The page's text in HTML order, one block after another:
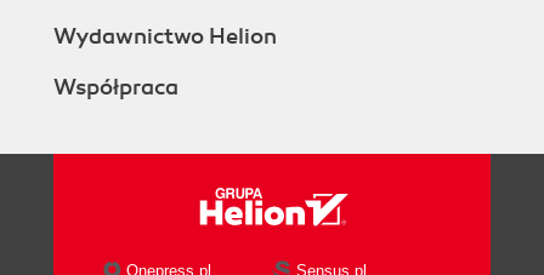
Wydawnictwo Helion
Współpraca
Onepress.pl Sensus.pl